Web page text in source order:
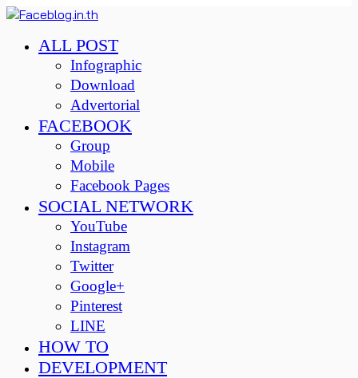
ALL POST
Infographic
Download
Advertorial
FACEBOOK
Group
Mobile
Facebook Pages
SOCIAL NETWORK
YouTube
Instagram
Twitter
Google+
Pinterest
LINE
HOW TO
DEVELOPMENT